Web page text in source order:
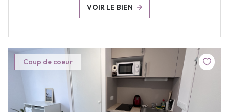
VOIR LE BIEN
Coup de coeur